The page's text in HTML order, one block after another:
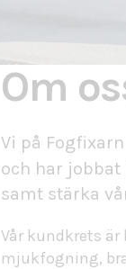
Om
Vi på
och har
samt stärka
Vår kundkrets
mjukfogning,